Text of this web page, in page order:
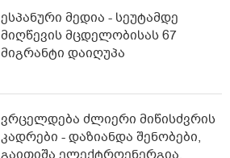
ესპანური მედია - სეუტამდე
მიღწევის მცდელობისას 67
მიგრანტი დაიღუპა
ვრცელდება ძლიერი მიწისძვრის
კადრები - დაზიანდა შენობები,